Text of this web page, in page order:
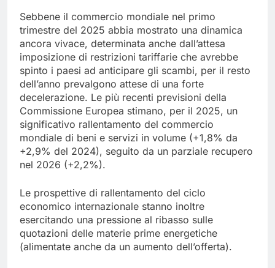
Sebbene il commercio mondiale nel primo
trimestre del 2025 abbia mostrato una dinamica
ancora vivace, determinata anche dall’attesa
imposizione di restrizioni tariffarie che avrebbe
spinto i paesi ad anticipare gli scambi, per il resto
dell’anno prevalgono attese di una forte
decelerazione. Le più recenti previsioni della
Commissione Europea stimano, per il 2025, un
significativo rallentamento del commercio
mondiale di beni e servizi in volume (+1,8% da
+2,9% del 2024), seguito da un parziale recupero
nel 2026 (+2,2%).
Le prospettive di rallentamento del ciclo
economico internazionale stanno inoltre
esercitando una pressione al ribasso sulle
quotazioni delle materie prime energetiche
(alimentate anche da un aumento dell’offerta).